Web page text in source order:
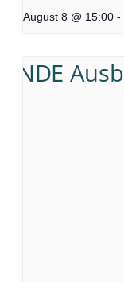
August 8 @ 15:00 -